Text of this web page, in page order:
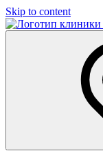
Skip to content